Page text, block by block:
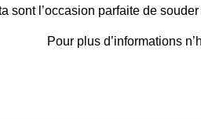
sont l’occasion parfaite de
Pour plus d’informations